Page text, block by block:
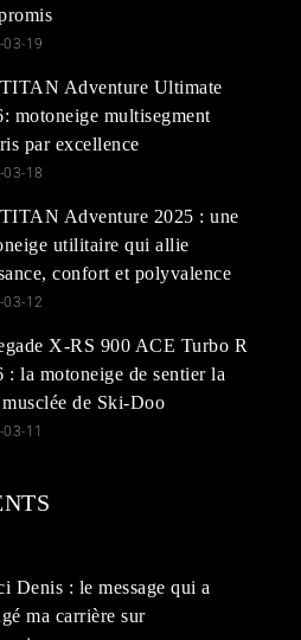
19
Adventure Ultimate
motoneige multisegment
par excellence
18
Adventure 2025 : une
utilitaire qui allie
confort et polyvalence
12
X-RS 900 ACE Turbo R
: la motoneige de sentier la
de Ski-Doo
11
Denis : le message qui a
ma carrière sur